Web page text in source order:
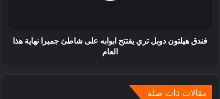
فندق هيلتون دوبل تري يفتتح ابوابه على شاطئ جميرا نهاية هذا
العام
مقالات ذات صلة